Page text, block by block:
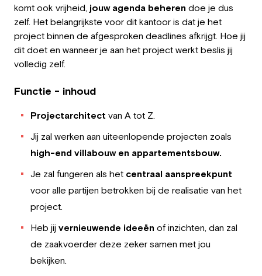
komt ook vrijheid, jouw agenda beheren doe je dus
zelf. Het belangrijkste voor dit kantoor is dat je het
project binnen de afgesproken deadlines afkrijgt. Hoe jij
dit doet en wanneer je aan het project werkt beslis jij
volledig zelf.
Functie - inhoud
Projectarchitect van A tot Z.
Jij zal werken aan uiteenlopende projecten zoals
high-end villabouw en appartementsbouw.
Je zal fungeren als het centraal aanspreekpunt
voor alle partijen betrokken bij de realisatie van het
project.
Heb jij vernieuwende ideeën of inzichten, dan zal
de zaakvoerder deze zeker samen met jou
bekijken.